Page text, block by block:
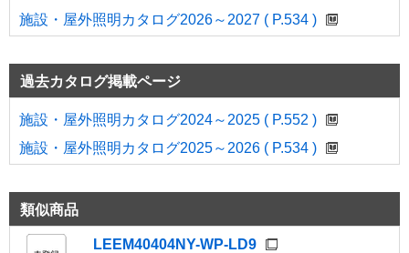
施設・屋外照明カタログ2026～2027 ( P.534 )
過去カタログ掲載ページ
施設・屋外照明カタログ2024～2025 ( P.552 )
施設・屋外照明カタログ2025～2026 ( P.534 )
類似商品
LEEM40404NY-WP-LD9